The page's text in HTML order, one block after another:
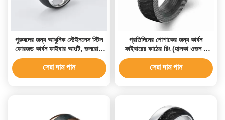
পুরুষদের জন্য আধুনিক স্টেইনলেস স্টিল
ফোরজড কার্বন ফাইবার আংটি, জলরোধী
এবং কাস্টমাইজড পরিষেবা সহ
সেরা দাম পান
প্রতিদিনের পোশাকের জন্য কার্বন
ফাইবারের কাঠের রিং (হালকা ওজন +
হাইপোএলার্জেনিক)
সেরা দাম পান